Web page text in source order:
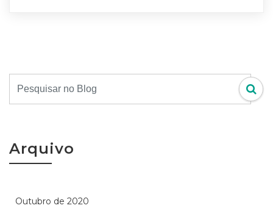
Arquivo
Outubro de 2020